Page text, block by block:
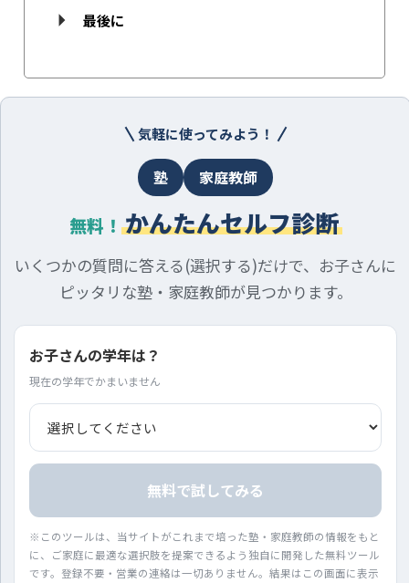
最後に
気軽に使ってみよう！
塾 家庭教師
無料！ かんたんセルフ診断
いくつかの質問に答える(選択する)だけで、お子さんに
ピッタリな塾・家庭教師が見つかります。
お子さんの学年は？
現在の学年でかまいません
無料で試してみる
※このツールは、当サイトがこれまで培った塾・家庭教師の情報をもと
に、ご家庭に最適な選択肢を提案できるよう独自に開発した無料ツール
です。登録不要・営業の連絡は一切ありません。結果はこの画面に表示